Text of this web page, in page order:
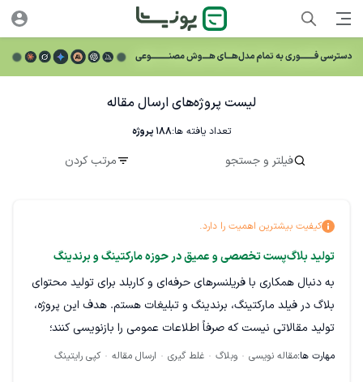
لیست پروژه‌های ارسال مقاله
تعداد یافته ها:188پروژه
فیلتر و جستجو مرتب کردن
کیفیت بیشترین اهمیت را دارد.
تولید بلاگ‌پست تخصصی و عمیق در حوزه مارکتینگ و برندینگ
به دنبال همکاری با فریلنسرهای حرفه‌ای و کاربلد برای تولید محتوای
بلاگ در فیلد مارکتینگ، برندینگ و تبلیغات هستم. هدف این پروژه،
تولید مقالاتی نیست که صرفاً اطلاعات عمومی را بازنویسی کنند؛
بلکه دنبال محتوایی هستیم که واقعاً به عمق موضوع بپردازد، مبتنی
مهارت ها:مقاله نویسی وبلاگ غلط گیری ارسال مقاله کپی رایتینگ